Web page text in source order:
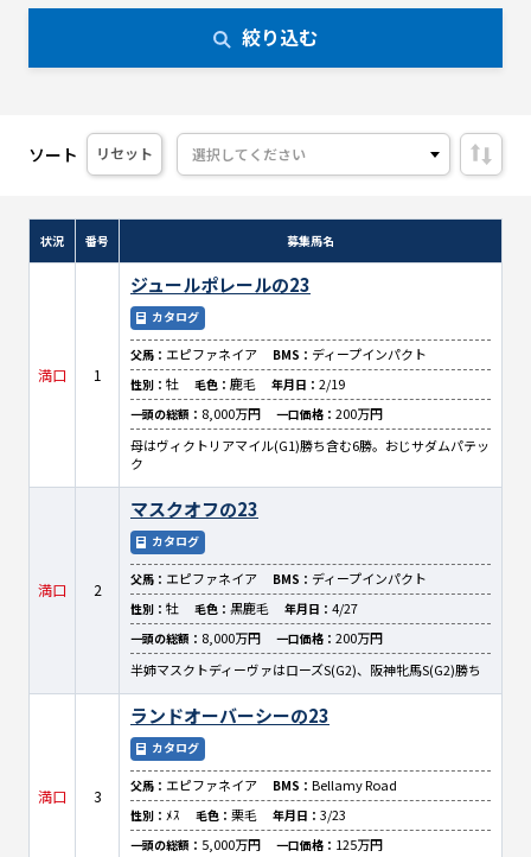
絞り込む
ソート リセット
状況 番号 募集馬名
満口 1
ジュールポレールの23
カタログ
父馬： エピファネイア BMS： ディープインパクト
性別： 牡 毛色： 鹿毛 年月日： 2/19
一頭の総額： 8,000万円 一口価格： 200万円
母はヴィクトリアマイル(G1)勝ち含む6勝。おじサダムパテッ
ク
満口 2
マスクオフの23
カタログ
父馬： エピファネイア BMS： ディープインパクト
性別： 牡 毛色： 黒鹿毛 年月日： 4/27
一頭の総額： 8,000万円 一口価格： 200万円
半姉マスクトディーヴァはローズS(G2)、阪神牝馬S(G2)勝ち
満口 3
ランドオーバーシーの23
カタログ
父馬： エピファネイア BMS： Bellamy Road
性別： ﾒｽ 毛色： 栗毛 年月日： 3/23
一頭の総額： 5,000万円 一口価格： 125万円